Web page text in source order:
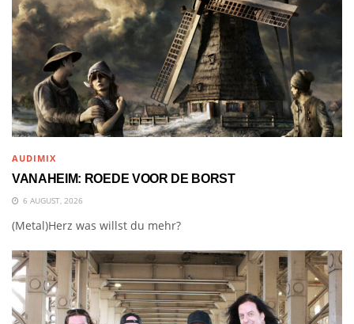
AUDIMIX
VANAHEIM: ROEDE VOOR DE BORST
6 AUGUST, 2026
(Metal)Herz was willst du mehr?